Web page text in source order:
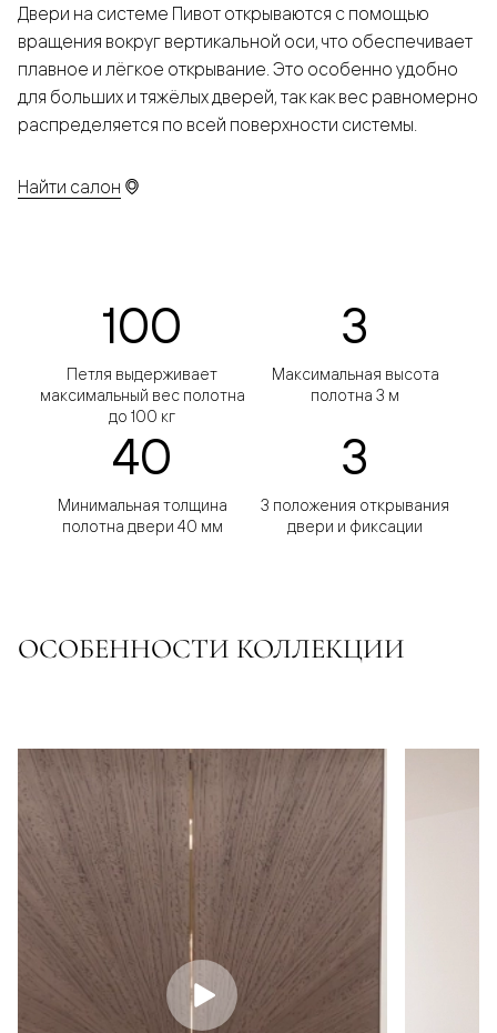
Двери на системе Пивот открываются с помощью
вращения вокруг вертикальной оси, что обеспечивает
плавное и лёгкое открывание. Это особенно удобно
для больших и тяжёлых дверей, так как вес равномерно
распределяется по всей поверхности системы.
Найти салон
100
Петля выдерживает
максимальный вес полотна
до 100 кг
3
Максимальная высота
полотна 3 м
40
Минимальная толщина
полотна двери 40 мм
3
3 положения открывания
двери и фиксации
ОСОБЕННОСТИ КОЛЛЕКЦИИ